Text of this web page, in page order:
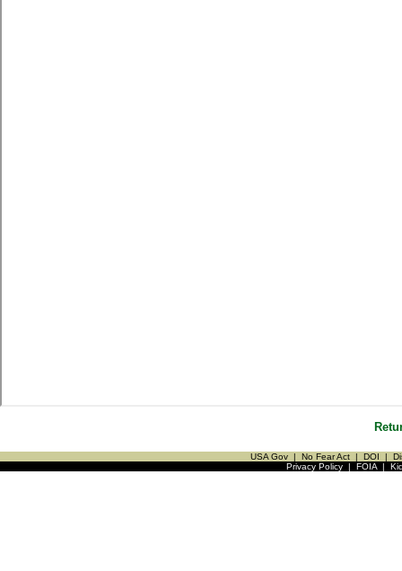
USA Gov | No Fear Act | DOI |
Privacy Policy| FOIA|